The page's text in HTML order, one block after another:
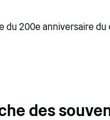
du 200e anniversaire
des